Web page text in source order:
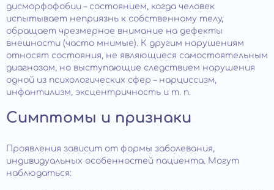
дисморфофобии – состоянием, когда человек
испытывает неприязнь к собственному телу,
обращает чрезмерное внимание на дефекты
внешности (часто мнимые). К другим нарушениям
относят состояния, не являющиеся самостоятельным
диагнозом, но выступающие следствием нарушения
одной из психологических сфер – нарциссизм,
инфантилизм, эксцентричность и т. п.
Симптомы и признаки
Проявления зависит от формы заболевания,
индивидуальных особенностей пациента. Могут
наблюдаться: